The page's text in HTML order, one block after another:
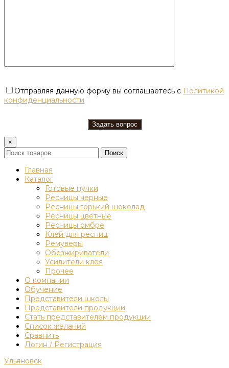
Отправляя данную форму вы соглашаетесь с Политикой
конфиденциальности
×
Поиск
Главная
Каталог
Готовые пучки
Ресницы черные
Ресницы горький шоколад
Ресницы цветные
Ресницы омбре
Клей для ресниц
Ремуверы
Обезжириватели
Усилители клея
Прочее
О компании
Обучение
Представители школы
Представители продукции
Стать представителем продукции
Список желаний
Сравнить
Логин / Регистрация
Ульяновск